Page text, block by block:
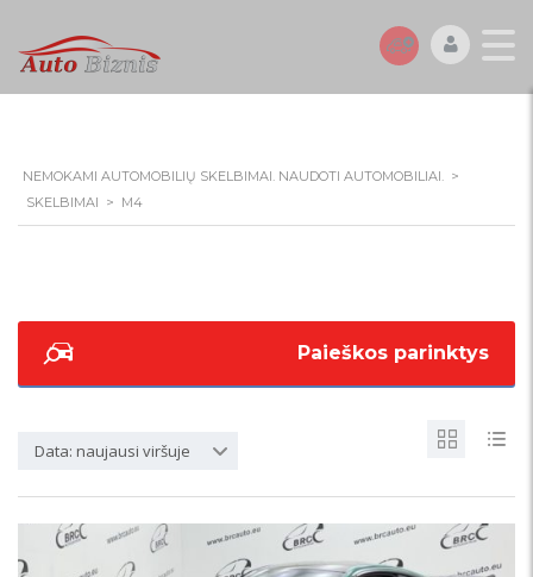
NEMOKAMI AUTOMOBILIŲ SKELBIMAI. NAUDOTI AUTOMOBILIAI. >
SKELBIMAI > M4
Paieškos parinktys
Data: naujausi viršuje
63